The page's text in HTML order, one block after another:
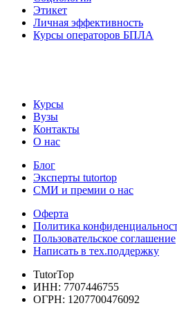
Этикет
Личная эффективность
Курсы операторов БПЛА
Курсы
Вузы
Контакты
О нас
Блог
Эксперты tutortop
СМИ и премии о нас
Оферта
Политика
Пользовательское соглашение
Написать в тех.поддержку
TutorTop
ИНН: 7707446755
ОГРН: 1207700476092